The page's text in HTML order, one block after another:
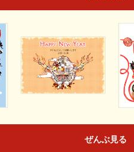
ぜんぶ見る